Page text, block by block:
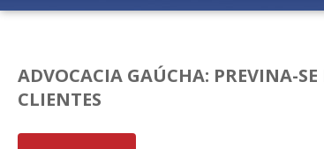
ADVOCACIA GAÚCHA: PREVINA-
CLIENTES